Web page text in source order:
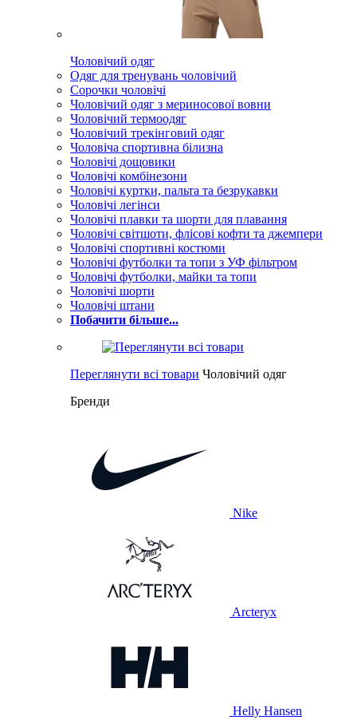
Чоловічий одяг
Одяг для тренувань чоловічий
Сорочки чоловічі
Чоловічий одяг з мериносової вовни
Чоловічий термоодяг
Чоловічий трекінговий одяг
Чоловіча спортивна білизна
Чоловічі дощовики
Чоловічі комбінезони
Чоловічі куртки, пальта та безрукавки
Чоловічі легінси
Чоловічі плавки та шорти для плавання
Чоловічі світшоти, флісові кофти та джемпери
Чоловічі спортивні костюми
Чоловічі футболки та топи з УФ фільтром
Чоловічі футболки, майки та топи
Чоловічі шорти
Чоловічі штани
Побачити більше...
Переглянути всі товари Чоловічий одяг
Бренди
Nike
Arcteryx
Helly Hansen